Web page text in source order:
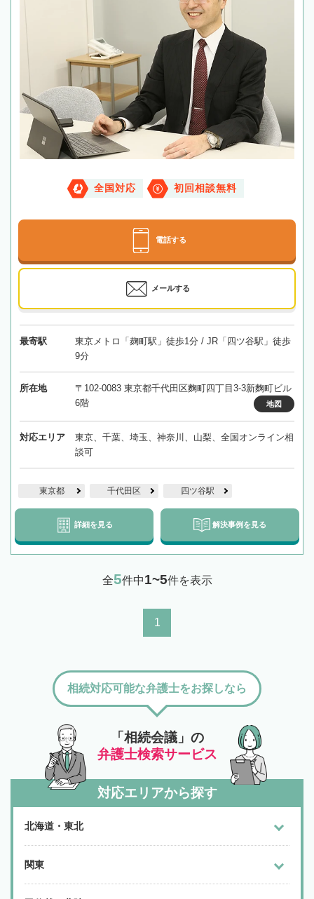
全国対応 初回相談無料
電話する
メールする
最寄駅
東京メトロ「麹町駅」徒歩1分 / JR「四ツ谷駅」徒歩
9分
所在地
〒102-0083 東京都千代田区麴町四丁目3-3新麴町ビル
6階
地図
対応エリア
東京、千葉、埼玉、神奈川、山梨、全国オンライン相
談可
東京都 千代田区 四ツ谷駅
詳細を見る 解決事例を見る
全5件中1~5件を表示
1
「相続会議」の
弁護士検索サービス
相続対応可能な弁護士をお探しなら
対応エリアから探す
北海道・東北
関東